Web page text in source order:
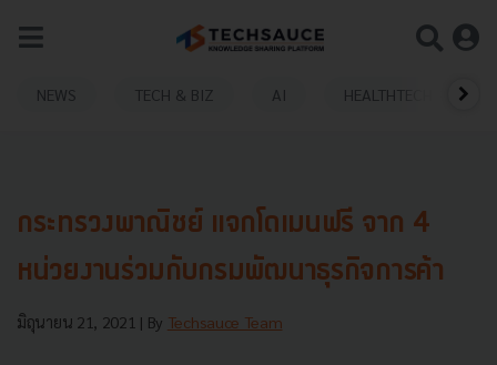
NEWS TECH & BIZ AI HEALTHTECH
กระทรวงพาณิชย์ แจกโดเมนฟรี จาก 4
หน่วยงานร่วมกับกรมพัฒนาธุรกิจการค้า
มิถุนายน 21, 2021 | By Techsauce Team